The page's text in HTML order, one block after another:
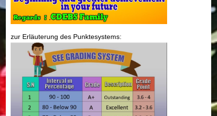
zur Erläuterung des Punktesystems: